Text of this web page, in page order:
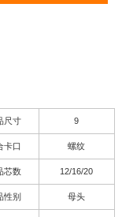
尺寸 9
卡口 螺纹
芯数 12/16/20
性别 母头